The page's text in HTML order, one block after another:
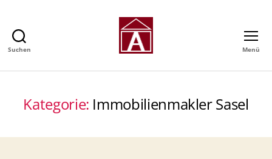
Suchen
GmbH
Immobilienmakler
in
Menü
Kategorie: Immobilienmakler Sasel